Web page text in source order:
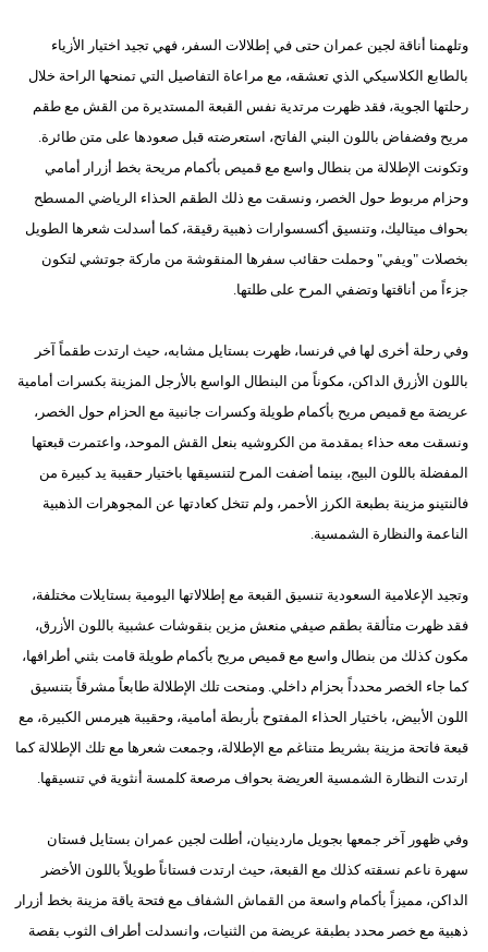
وتلهمنا أناقة لجين عمران حتى في إطلالات السفر، فهي تجيد اختيار الأزياء
بالطابع الكلاسيكي الذي تعشقه، مع مراعاة التفاصيل التي تمنحها الراحة خلال
رحلتها الجوية، فقد ظهرت مرتدية نفس القبعة المستديرة من القش مع طقم
مريح وفضفاض باللون البني الفاتح، استعرضته قبل صعودها على متن طائرة.
وتكونت الإطلالة من بنطال واسع مع قميص بأكمام مريحة بخط أزرار أمامي
وحزام مربوط حول الخصر، ونسقت مع ذلك الطقم الحذاء الرياضي المسطح
بحواف ميتاليك، وتنسيق أكسسوارات ذهبية رقيقة، كما أسدلت شعرها الطويل
بخصلات "ويفي" وحملت حقائب سفرها المنقوشة من ماركة جوتشي لتكون
جزءاً من أناقتها وتضفي المرح على طلتها.
وفي رحلة أخرى لها في فرنسا، ظهرت بستايل مشابه، حيث ارتدت طقماً آخر
باللون الأزرق الداكن، مكوناً من البنطال الواسع بالأرجل المزينة بكسرات أمامية
عريضة مع قميص مريح بأكمام طويلة وكسرات جانبية مع الحزام حول الخصر،
ونسقت معه حذاء بمقدمة من الكروشيه بنعل القش الموحد، واعتمرت قبعتها
المفضلة باللون البيج، بينما أضفت المرح لتنسيقها باختيار حقيبة يد كبيرة من
فالنتينو مزينة بطبعة الكرز الأحمر، ولم تتخل كعادتها عن المجوهرات الذهبية
الناعمة والنظارة الشمسية.
وتجيد الإعلامية السعودية تنسيق القبعة مع إطلالاتها اليومية بستايلات مختلفة،
فقد ظهرت متألقة بطقم صيفي منعش مزين بنقوشات عشبية باللون الأزرق،
مكون كذلك من بنطال واسع مع قميص مريح بأكمام طويلة قامت بثني أطرافها،
كما جاء الخصر محدداً بحزام داخلي. ومنحت تلك الإطلالة طابعاً مشرقاً بتنسيق
اللون الأبيض، باختيار الحذاء المفتوح بأربطة أمامية، وحقيبة هيرمس الكبيرة، مع
قبعة فاتحة مزينة بشريط متناغم مع الإطلالة، وجمعت شعرها مع تلك الإطلالة كما
ارتدت النظارة الشمسية العريضة بحواف مرصعة كلمسة أنثوية في تنسيقها.
وفي ظهور آخر جمعها بجويل ماردينيان، أطلت لجين عمران بستايل فستان
سهرة ناعم نسقته كذلك مع القبعة، حيث ارتدت فستاناً طويلاً باللون الأخضر
الداكن، مميزاً بأكمام واسعة من القماش الشفاف مع فتحة ياقة مزينة بخط أزرار
ذهبية مع خصر محدد بطبقة عريضة من الثنيات، وانسدلت أطراف الثوب بقصة